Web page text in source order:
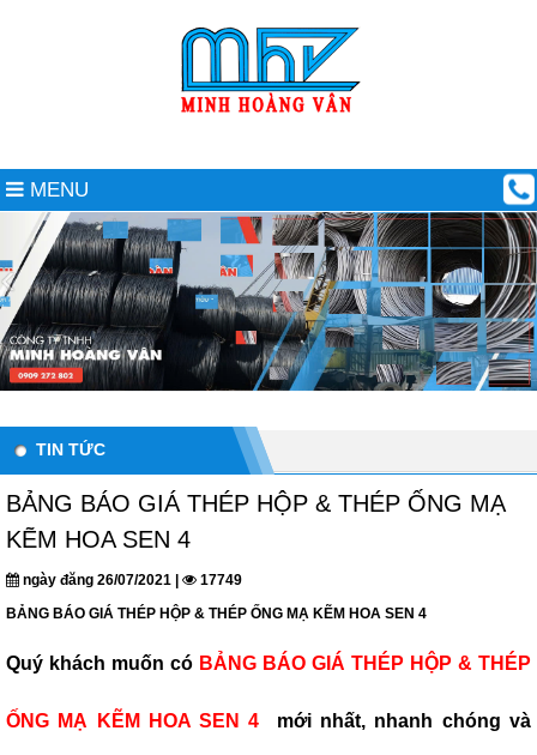
MENU
TIN TỨC
BẢNG BÁO GIÁ THÉP HỘP & THÉP ỐNG MẠ
KẼM HOA SEN 4
ngày đăng 26/07/2021 |
17749
BẢNG BÁO GIÁ THÉP HỘP & THÉP ỐNG MẠ KẼM HOA SEN 4
Quý khách muốn có BẢNG BÁO GIÁ THÉP HỘP & THÉP
ỐNG MẠ KẼM HOA SEN 4 mới nhất, nhanh chóng và